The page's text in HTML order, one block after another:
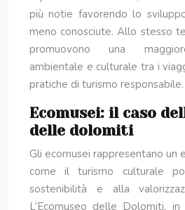
più notie favorendo lo
meno conosciute. Allo stesso
promuovono una
ambientale e culturale tra i
pratiche di turismo responsabile.
Ecomusei: il caso
delle dolomiti
Gli ecomusei rappresentano un
come il turismo culturale
sostenibilità e alla
L’Ecomuseo delle Dolomiti,